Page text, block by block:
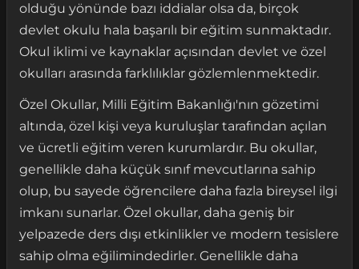
olduğu yönünde bazı iddialar olsa da, birçok
devlet okulu hala başarılı bir eğitim sunmaktadır.
Okul iklimi ve kaynaklar açısından devlet ve özel
okulları arasında farklılıklar gözlemlenmektedir.
Özel Okullar, Milli Eğitim Bakanlığı'nın gözetimi
altında, özel kişi veya kuruluşlar tarafından açılan
ve ücretli eğitim veren kurumlardır. Bu okullar,
genellikle daha küçük sınıf mevcutlarına sahip
olup, bu sayede öğrencilere daha fazla bireysel ilgi
imkanı sunarlar. Özel okullar, daha geniş bir
yelpazede ders dışı etkinlikler ve modern tesislere
sahip olma eğilimindedirler. Genellikle daha